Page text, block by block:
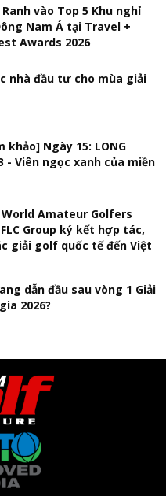
vào Top 5 Khu nghỉ
Nam Á tại Travel +
Awards 2026
nhà đầu tư cho mùa giải
khảo] Ngày 15: LONG
- Viên ngọc xanh của miền
Amateur Golfers
Group ký kết hợp tác,
giải golf quốc tế đến Việt
dẫn đầu sau vòng 1 Giải
2026?